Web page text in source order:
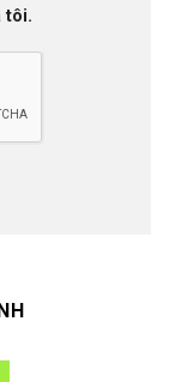
tôi.